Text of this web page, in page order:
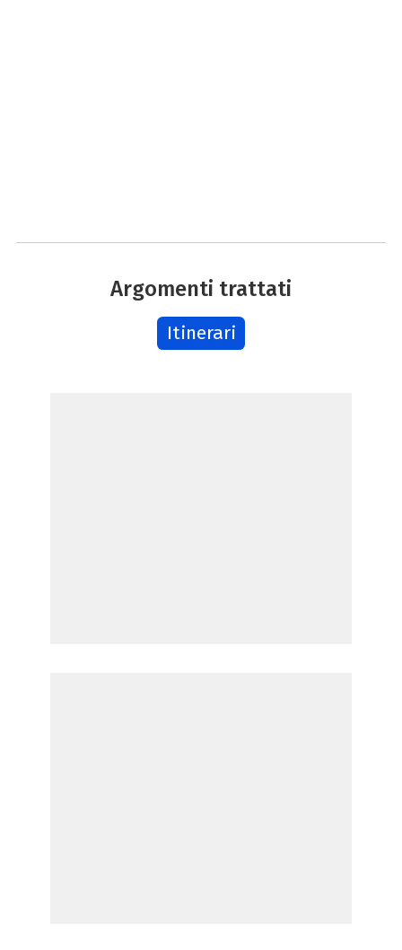
Argomenti trattati
Itinerari